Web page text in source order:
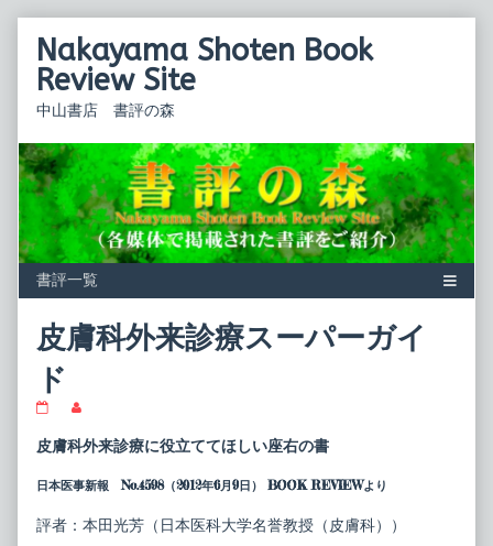
contentNakayama Shoten Book
Review Site
中山書店 書評の森
皮膚科外来診療スーパーガイ
ド
科
外
診
ス
posts
by
author
皮
皮膚科外来診療に役立ててほしい座右の書
日本医事新報 No.4598（2012年6月9日） BOOK REVIEWより
評者：本田光芳（日本医科大学名誉教授（皮膚科））